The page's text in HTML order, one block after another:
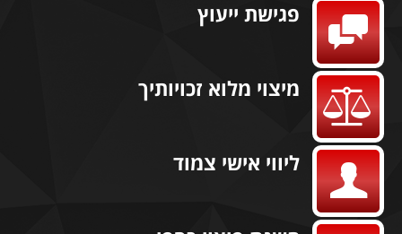
פגישת ייעוץ
מיצוי מלוא זכויותיך
ליווי אישי צמוד